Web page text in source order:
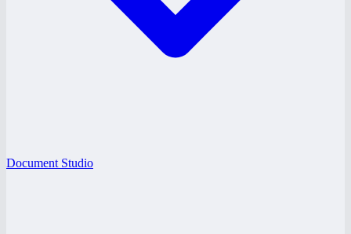
Document Studio